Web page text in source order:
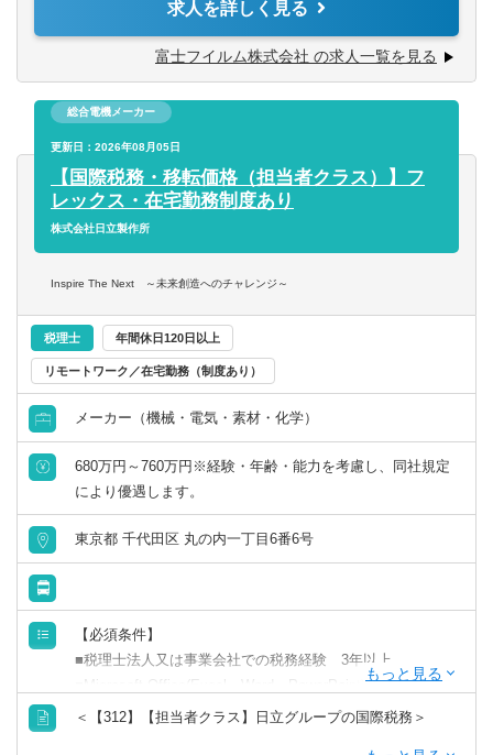
■関係部門や外部アドバイザーを巻き込み、主体的にプロジ
ェクトを推進できる方
■論点を整理し、当局・事業部門との建設的な議論をリード
できる方
■既存の枠にとらわれず、新たな領域にも積極的にチャレン
ジできる方
■国内取引に係る税務論点の検討および対応方針の立案
■業務の効率化および税務ガバナンス強化の推進
■税務調査対応（当局対応および社内調整のリード）
■税制改正への対応および新制度導入の推進
■組織再編・M&Aにおける税務論点整理、ストラクチャー
検討、PMI支援
※特にM&A・事業再編など、経営戦略に直結するプロジェ
クトへの関与機会が豊富です
再編・M&A）を税務の側面から支えるポジションです。国
内税務の専門性を軸に、単なる申告業務にとどまらず、経
営判断に直結する税務論点への対応や、グループ横断の課
題解決に主体的に関与できます。
＜具体的には＞
く高度な論点に携われる
■M&Aや組織再編など、経営判断に直結するテーマに深く
■税務の専門性に加え、事業理解・プロジェクト推進力を高
いキャリア展開ができる
求人を詳しく見る
富士フイルム株式会社 の求人一覧を見る
総合電機メーカー
更新日：2026年08月05日
【国際税務・移転価格（担当者クラス）】フ
レックス・在宅勤務制度あり
株式会社日立製作所
Inspire The Next ～未来創造へのチャレンジ～
税理士 年間休日120日以上
リモートワーク／在宅勤務（制度あり）
メーカー（機械・電気・素材・化学）
680万円～760万円※経験・年齢・能力を考慮し、同社規定
により優遇します。
東京都 千代田区 丸の内一丁目6番6号
【必須条件】
■税理士法人又は事業会社での税務経験 3年以上
■Microsoft Office(Excel、Word、PowerPoint)スキル
■ビジネスレベルの英語力(現地法人との会議などで発言で
＜【312】【担当者クラス】日立グループの国際税務＞